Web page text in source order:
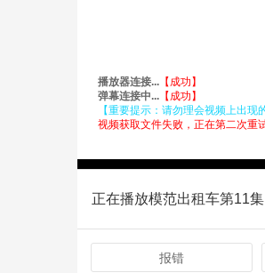
正在播放模范出租车第11集
报错